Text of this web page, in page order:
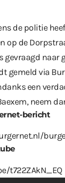
de politie
op de
gevraagd naar
gemeld via
een
neem
bericht
t722ZAkN_EQ